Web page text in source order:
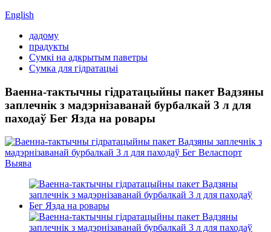
English
дадому
прадукты
Сумкі на адкрытым паветры
Сумка для гідратацыі
Ваенна-тактычны гідратацыйны пакет Вадзяны
заплечнік з мадэрнізаванай бурбалкай 3 л для
паходаў Бег Язда на ровары